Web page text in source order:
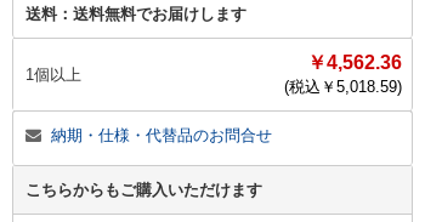
送料： 送料無料でお届けします
1個以上
￥4,562.36
(税込￥ 5,018.59)
納期・仕様・代替品のお問合せ
こちらからもご購入いただけます